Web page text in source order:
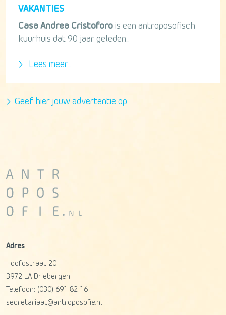
VAKANTIES
Casa Andrea Cristoforo is een antroposofisch
kuurhuis dat 90 jaar geleden...
Lees meer...
Geef hier jouw advertentie op
Adres
Hoofdstraat 20
3972 LA Driebergen
Telefoon: (030) 691 82 16
secretariaat@antroposofie.nl